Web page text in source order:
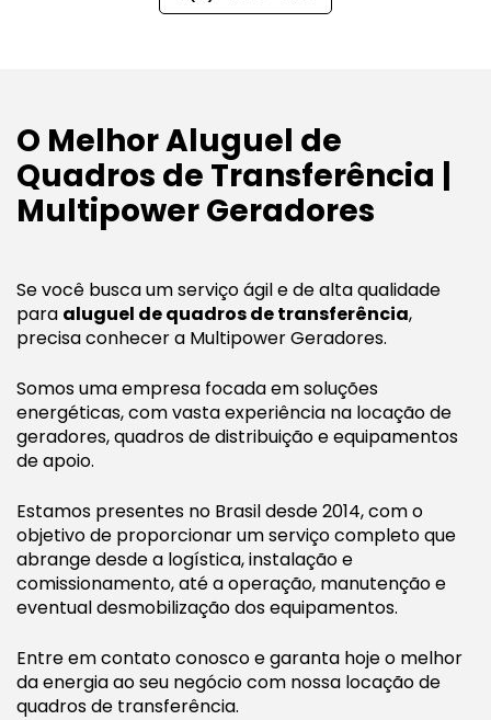
O Melhor Aluguel de
Quadros de Transferência |
Multipower Geradores
Se você busca um serviço ágil e de alta qualidade
para aluguel de quadros de transferência,
precisa conhecer a Multipower Geradores.
Somos uma empresa focada em soluções
energéticas, com vasta experiência na locação de
geradores, quadros de distribuição e equipamentos
de apoio.
Estamos presentes no Brasil desde 2014, com o
objetivo de proporcionar um serviço completo que
abrange desde a logística, instalação e
comissionamento, até a operação, manutenção e
eventual desmobilização dos equipamentos.
Entre em contato conosco e garanta hoje o melhor
da energia ao seu negócio com nossa locação de
quadros de transferência.